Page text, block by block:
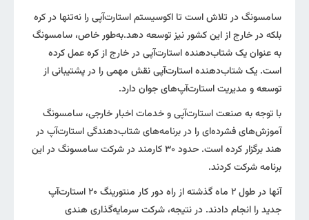
سامسونگ در تلاش است تا اکوسیستم استارت‌آپی را نه‌تنها در کره
بلکه در خارج از این کشور نیز توسعه دهد.به‌طور خاص، سامسونگ
به عنوان یک شتاب‌دهنده استارت‌آپی در خارج از کره عمل کرده
است. یک شتاب‌دهنده استارت‌آپی نقش مهمی را در پشتیبانی از
توسعه و مدیریت استارت‌آپ‌های جوان دارد.
با توجه به صنعت استارت‌آپی و خدمات اخبار خارجی، سامسونگ
آموزش‌های فشرده‌ای را در برنامه‌های شتاب‌دهندگی استارت‌آپ در
هند برگزار کرده است. حدود ۳۰ کارمند در شرکت سامسونگ در این
برنامه شرکت کردند.
آنها در طول ۲ ماه گذشته از راه دور کار منتورینگ ۲۰ استارت‌آپ
جدید را انجام دادند. در نتیجه، شرکت سرمایه‌گذاری هندی